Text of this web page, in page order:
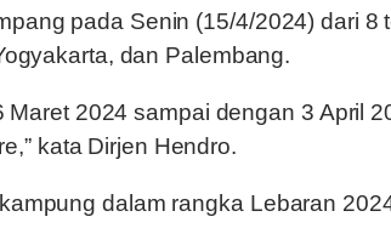
pada Senin (15/4/2024) dari
dan Palembang.
2024 sampai dengan 3 April
kata Dirjen Hendro.
dalam rangka Lebaran